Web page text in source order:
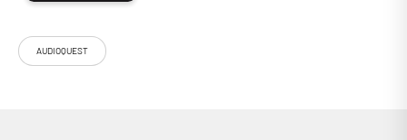
AUDIOQUEST
ou DTS :X sans perte sur de longues distances, le câble HDMI
Audioquest Blueberry est dédié aux cinéphiles exigeants ! Il se